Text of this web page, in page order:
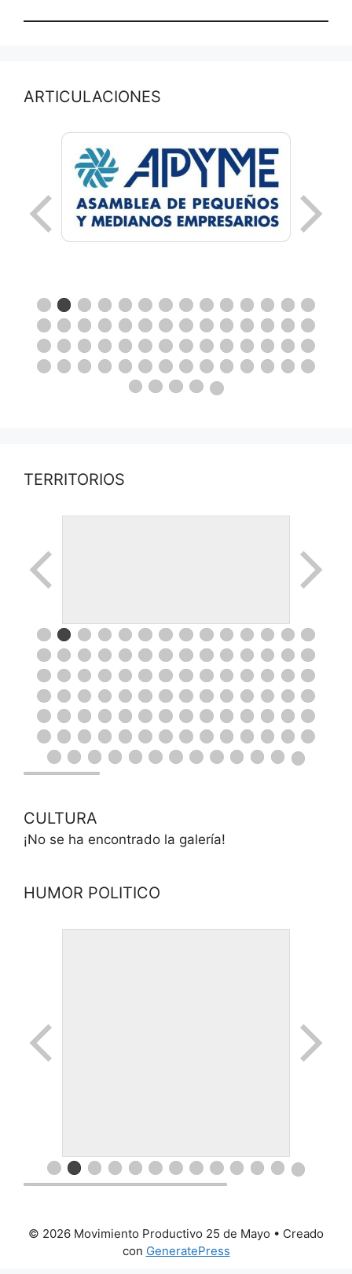
ARTICULACIONES
TERRITORIOS
CULTURA
¡No se ha encontrado la galería!
HUMOR POLITICO
© 2026 Movimiento Productivo 25 de Mayo • Creado
con GeneratePress